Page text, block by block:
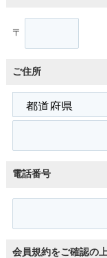
〒
ご住所
電話番号
会員規約をご確認の